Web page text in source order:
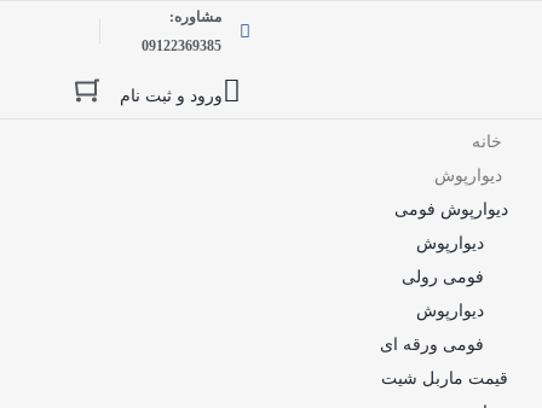
مشاوره:
09122369385
ورود و ثبت نام
خانه
دیوارپوش
دیوارپوش فومی
دیوارپوش
فومی رولی
دیوارپوش
فومی ورقه ای
قیمت ماربل شیت